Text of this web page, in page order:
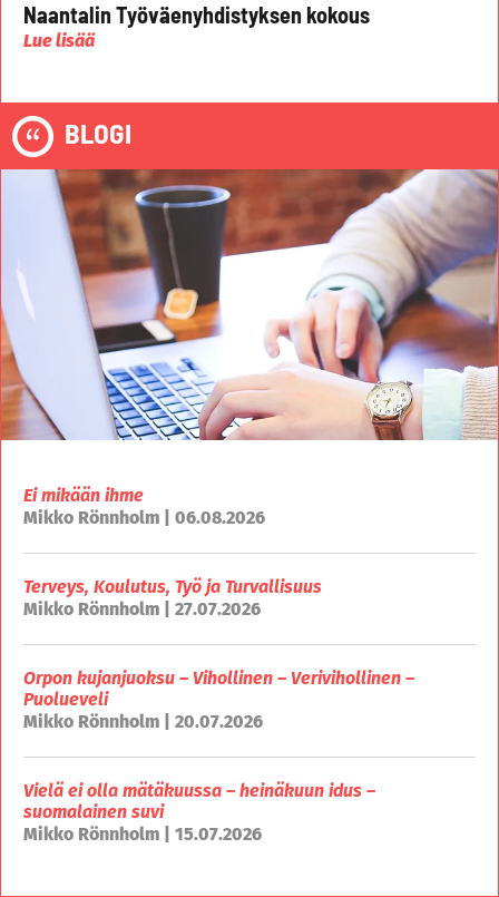
Naantalin Työväenyhdistyksen kokous
Lue lisää
BLOGI
Ei mikään ihme
Mikko Rönnholm | 06.08.2026
Terveys, Koulutus, Työ ja Turvallisuus
Mikko Rönnholm | 27.07.2026
Orpon kujanjuoksu – Vihollinen – Verivihollinen –
Puolueveli
Mikko Rönnholm | 20.07.2026
Vielä ei olla mätäkuussa – heinäkuun idus –
suomalainen suvi
Mikko Rönnholm | 15.07.2026